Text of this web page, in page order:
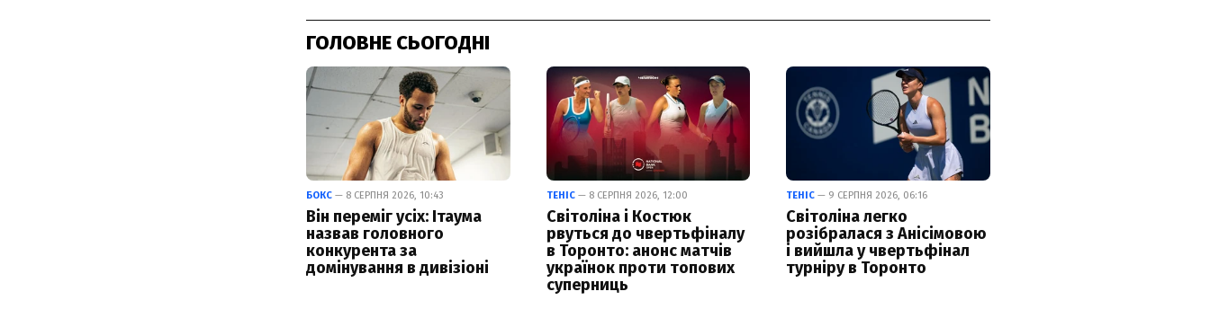
ГОЛОВНЕ СЬОГОДНІ
БОКС — 8 СЕРПНЯ 2026, 10:43
Він переміг усіх: Ітаума
назвав головного
конкурента за
домінування в дивізіоні
ТЕНІС— 8 СЕРПНЯ 2026, 12:00
Світоліна і Костюк
рвуться до чвертьфіналу
в Торонто: анонс матчів
українок проти топових
суперниць
ТЕНІС — 9 СЕРПНЯ 2026, 06:16
Світоліна легко
розібралася з Анісімовою
і вийшла у чвертьфінал
турніру в Торонто